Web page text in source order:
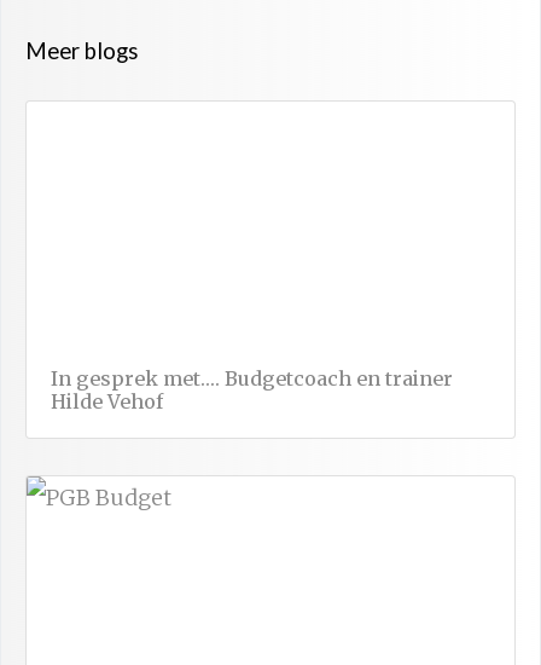
Meer blogs
In gesprek met…. Budgetcoach en trainer
Hilde Vehof